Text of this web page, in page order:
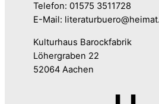
Telefon: 01575 3511728
E-Mail:
Kulturhaus Barockfabrik
Löhergraben 22
52064 Aachen